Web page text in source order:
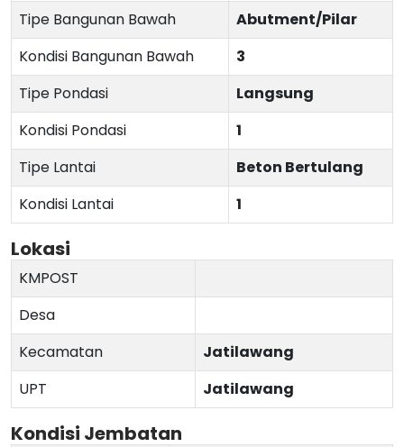
Tipe Bangunan Bawah
Abutment/Pilar
Kondisi Bangunan Bawah
3
Tipe Pondasi
Langsung
Kondisi Pondasi
1
Tipe Lantai
Beton Bertulang
Kondisi Lantai
1
Lokasi
KMPOST
Desa
Kecamatan
Jatilawang
UPT
Jatilawang
Kondisi Jembatan